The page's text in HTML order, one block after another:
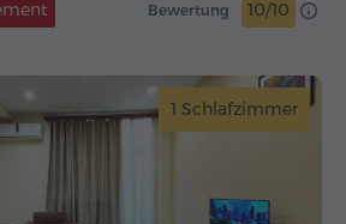
Bewertung 10/10
1 Schlafzimmer